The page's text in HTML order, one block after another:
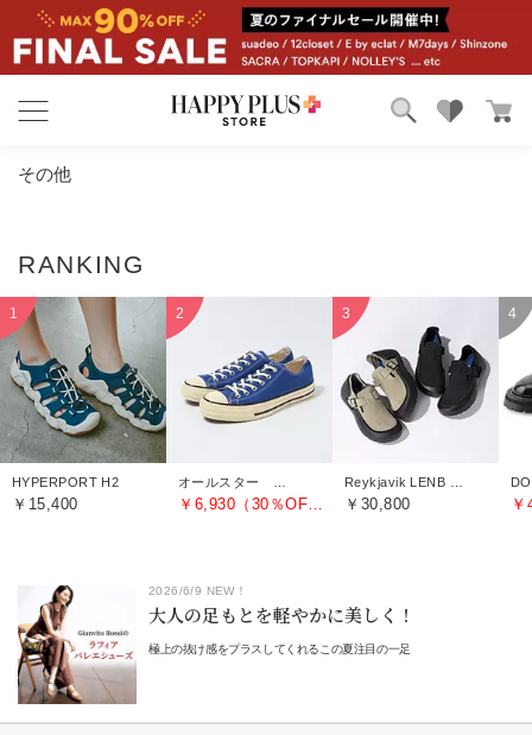
カテゴリ
お気に入り
その他
HYPERPORT H2
￥15,400 ￥6,930（30％OFF） ￥30,800
2026/6/9 NEW！
大人の足もとを軽やかに美しく！
極上の抜け感をプラスしてくれるこの夏注目の一足